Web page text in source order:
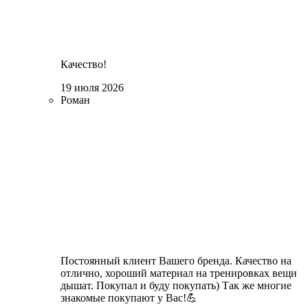
Качество!
19 июля 2026
Роман
Постоянный клиент Вашего бренда. Качество на
отлично, хороший материал на тренировках вещи
дышат. Покупал и буду покупать) Так же многие
знакомые покупают у Вас!💪